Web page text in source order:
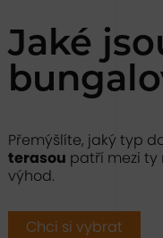
Jaké
Přemýšlíte, jaký typ
terasou patří mezi ty
výhod.
Chci si vybrat